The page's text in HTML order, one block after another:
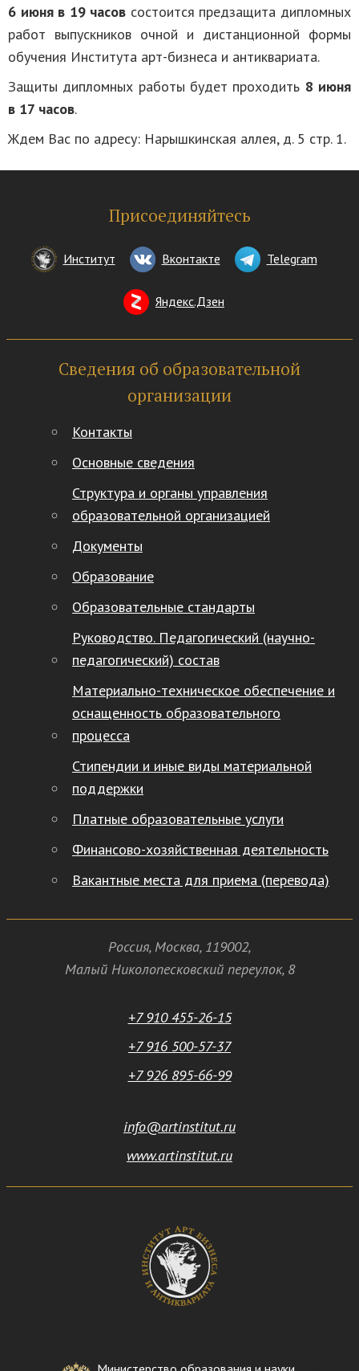
6 июня в 19 часов состоится предзащита дипломных
работ выпускников очной и дистанционной формы
обучения Института арт-бизнеса и антиквариата.
Защиты дипломных работы будет проходить 8 июня
в 17 часов.
Ждем Вас по адресу: Нарышкинская аллея, д. 5 стр. 1.
Присоединяйтесь
Институт Вконтакте Telegram
Яндекс.Дзен
Сведения об образовательной
организации
Контакты
Основные сведения
Структура и органы управления
образовательной организацией
Документы
Образование
Образовательные стандарты
Руководство. Педагогический (научно-
педагогический) состав
Материально-техническое обеспечение и
оснащенность образовательного
процесса
Стипендии и иные виды материальной
поддержки
Платные образовательные услуги
Финансово-хозяйственная деятельность
Вакантные места для приема (перевода)
Россия, Москва, 119002,
Малый Николопесковский переулок,8
+7 910 455-26-15
+7 916 500-57-37
+7 926 895-66-99
info@artinstitut.ru
www.artinstitut.ru